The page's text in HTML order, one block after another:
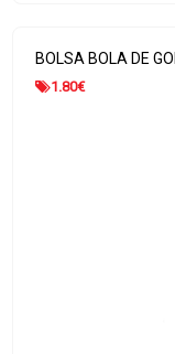
BOLSA BOLA DE
1.80€